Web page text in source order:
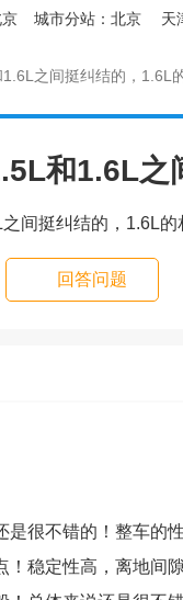
城市分站： 北京 天
之间挺纠结的，1.6L
和1.6L
间挺纠结的，1.6L的
回答问题
是很不错的！整车的
！稳定性高，离地间